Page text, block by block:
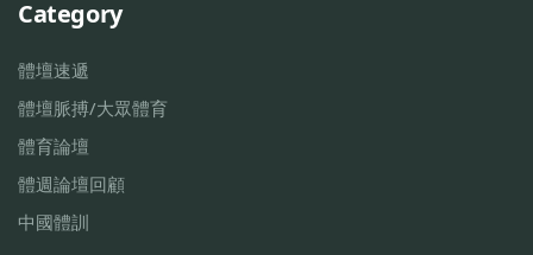
Category
體壇速遞
體壇脈搏/大眾體育
體育論壇
體週論壇回顧
中國體訓